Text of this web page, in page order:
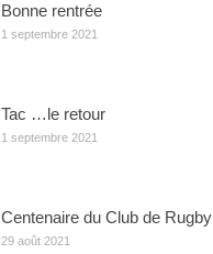
Bonne rentrée
1 septembre 2021
Tac …le retour
1 septembre 2021
Centenaire du Club de Rugby
29 août 2021